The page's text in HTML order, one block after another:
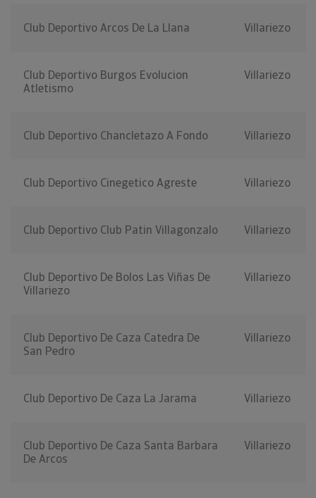
Club Deportivo Arcos De La Llana Villariezo
Club Deportivo Burgos Evolucion
Atletismo
Villariezo
Club Deportivo Chancletazo A Fondo Villariezo
Club Deportivo Cinegetico Agreste Villariezo
Club Deportivo Club Patin Villagonzalo Villariezo
Club Deportivo De Bolos Las Viñas De
Villariezo
Villariezo
Club Deportivo De Caza Catedra De
San Pedro
Villariezo
Club Deportivo De Caza La Jarama Villariezo
Club Deportivo De Caza Santa Barbara
De Arcos
Villariezo